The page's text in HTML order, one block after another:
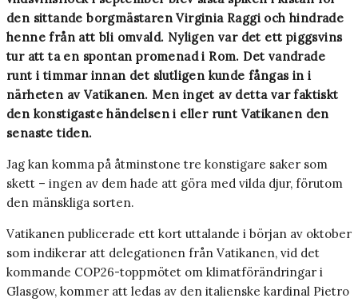
den sittande borgmästaren Virginia Raggi och hindrade
henne från att bli omvald. Nyligen var det ett piggsvins
tur att ta en spontan promenad i Rom. Det vandrade
runt i timmar innan det slutligen kunde fångas in i
närheten av Vatikanen. Men inget av detta var faktiskt
den konstigaste händelsen i eller runt Vatikanen den
senaste tiden.
Jag kan komma på åtminstone tre konstigare saker som
skett – ingen av dem hade att göra med vilda djur, förutom
den mänskliga sorten.
Vatikanen publicerade ett kort uttalande i början av oktober
som indikerar att delegationen från Vatikanen, vid det
kommande COP26-toppmötet om klimatförändringar i
Glasgow, kommer att ledas av den italienske kardinal Pietro